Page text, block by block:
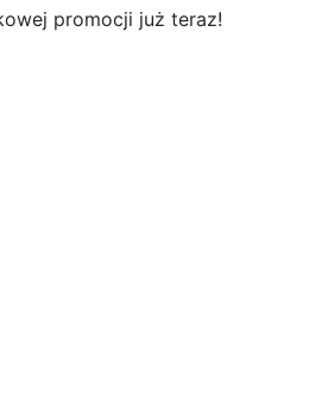
promocji już teraz!